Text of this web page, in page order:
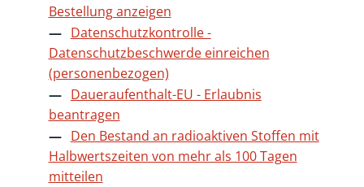
Bestellung anzeigen
Datenschutzkontrolle -
Datenschutzbeschwerde einreichen
(personenbezogen)
Daueraufenthalt-EU - Erlaubnis
beantragen
Den Bestand an radioaktiven Stoffen mit
Halbwertszeiten von mehr als 100 Tagen
mitteilen